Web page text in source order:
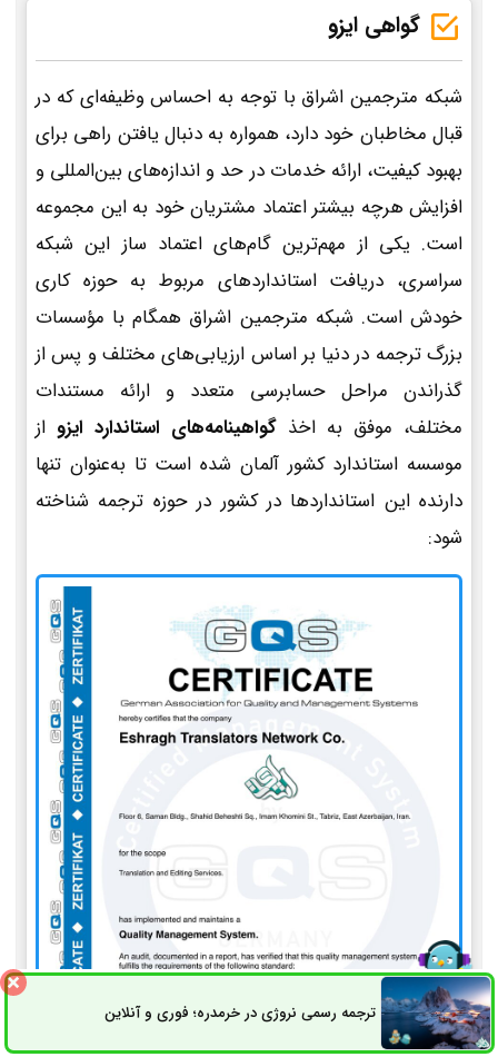
گواهی ایزو
شبکه مترجمین اشراق با توجه به احساس وظیفه‌ای که در
قبال مخاطبان خود دارد، همواره به دنبال یافتن راهی برای
بهبود کیفیت، ارائه خدمات در حد و اندازه‌های بین‌المللی و
افزایش هرچه بیشتر اعتماد مشتریان خود به این مجموعه
است. یکی از مهم‌ترین گام‌های اعتماد ساز این شبکه
سراسری، دریافت استانداردهای مربوط به حوزه کاری
خودش است. شبکه مترجمین اشراق همگام با مؤسسات
بزرگ ترجمه در دنیا بر اساس ارزیابی‌های مختلف و پس از
گذراندن مراحل حسابرسی متعدد و ارائه مستندات
مختلف، موفق به اخذ گواهینامه‌های استاندارد ایزو از
موسسه استاندارد کشور آلمان شده است تا به‌عنوان تنها
دارنده این استانداردها در کشور در حوزه ترجمه شناخته
شود:
ترجمه رسمی نروژی در خرمدره؛ فوری و آنلاینثبت سفارش راه های ارتباطی